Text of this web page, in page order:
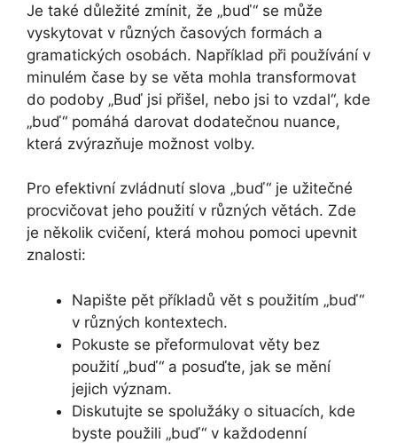
Je také důležité zmínit, že „buď“ se může
vyskytovat v různých časových formách a
gramatických osobách. Například při používání v
minulém čase by se věta mohla transformovat
do podoby „Buď jsi přišel, nebo jsi to vzdal“, kde
„buď“ pomáhá darovat dodatečnou nuance,
která zvýrazňuje možnost volby.
Pro efektivní zvládnutí slova „buď“ je užitečné
procvičovat jeho použití v různých větách. Zde
je několik cvičení, která mohou pomoci upevnit
znalosti:
Napište pět příkladů vět s použitím „buď“
v různých kontextech.
Pokuste se přeformulovat věty bez
použití „buď“ a posuďte, jak se mění
jejich význam.
Diskutujte se spolužáky o situacích, kde
byste použili „buď“ v každodenní